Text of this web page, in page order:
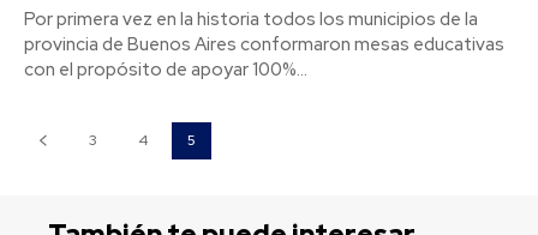
Por primera vez en la historia todos los municipios de la
provincia de Buenos Aires conformaron mesas educativas
con el propósito de apoyar 100%...
3 4 5